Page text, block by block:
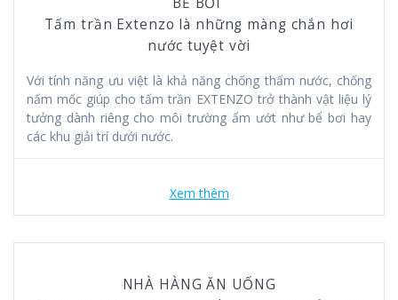
Tấm trần Extenzo là những màng chắn hơi
nước tuyệt vời
Với tính năng ưu việt là khả năng chống thấm nước, chống
nấm mốc giúp cho tấm trần EXTENZO trở thành vật liệu lý
tưởng dành riêng cho môi trường ẩm ướt như bể bơi hay
các khu giải trí dưới nước.
Xem thêm
NHÀ HÀNG ĂN UỐNG